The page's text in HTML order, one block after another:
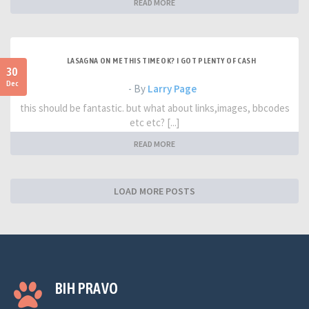
READ MORE
30
Dec
LASAGNA ON ME THIS TIME OK? I GOT PLENTY OF CASH
- By Larry Page
this should be fantastic. but what about links,images, bbcodes
etc etc? [...]
READ MORE
LOAD MORE POSTS
BIH PRAVO